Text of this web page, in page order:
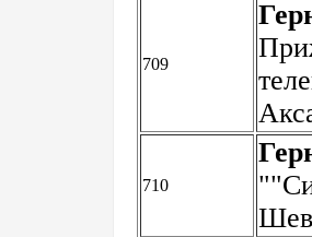
709
710